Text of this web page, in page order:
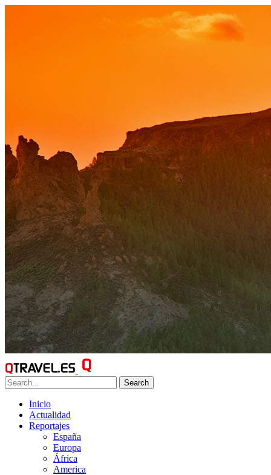
Search
Inicio
Actualidad
Reportajes
España
Europa
África
America